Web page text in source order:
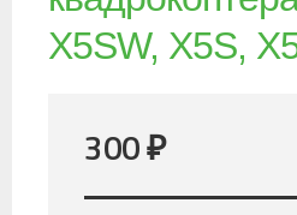
X5SW, X5S,
300₽